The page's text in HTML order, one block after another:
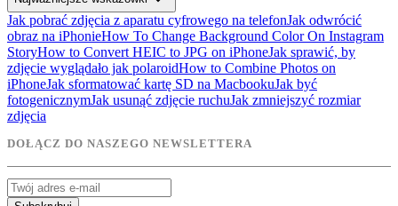
Jak pobrać zdjęcia z aparatu cyfrowego na telefonJak odwrócić
obraz na iPhonieHow To Change Background Color On Instagram
StoryHow to Convert HEIC to JPG on iPhoneJak sprawić, by
zdjęcie wyglądało jak polaroidHow to Combine Photos on
iPhoneJak sformatować kartę SD na MacbookuJak być
fotogenicznymJak usunąć zdjęcie ruchuJak zmniejszyć rozmiar
zdjęcia
DOŁĄCZ DO NASZEGO NEWSLETTERA